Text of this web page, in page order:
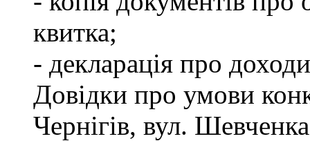
квитка;
- декларація про
Довідки про умови
Чернігів, вул.